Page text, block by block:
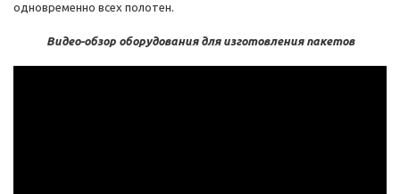
одновременно всех полотен.
Видео-обзор оборудования для изготовления пакетов